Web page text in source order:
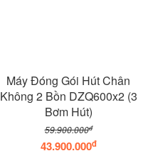
Máy Đóng Gói Hút Chân
Không 2 Bồn DZQ600x2 (3
Bơm Hút)
59.900.000đ
43.900.000đ